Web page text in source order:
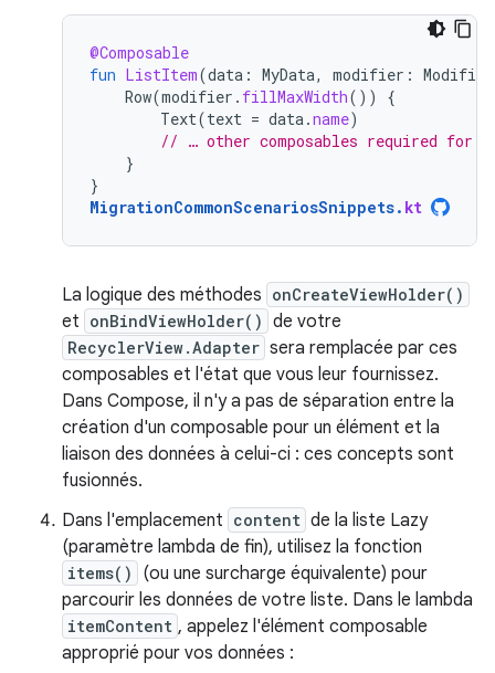
@Composable
fun ListItem(data : MyData, modifier : Modifier
Row(modifier . fillMaxWidth())
{
Text(text = data.name)
// … other composables required for
}
}
MigrationCommonScenariosSnippets. kt
La logique des méthodes onCreateViewHolder()
et onBindViewHolder() de votre
RecyclerView.Adapter sera remplacée par ces
composables et l'état que vous leur fournissez.
Dans Compose, il n'y a pas de séparation entre la
création d'un composable pour un élément et la
liaison des données à celui-ci : ces concepts sont
fusionnés.
Dans l'emplacement content de la liste Lazy
(paramètre lambda de fin), utilisez la fonction
items()
(ou une surcharge équivalente) pour
parcourir les données de votre liste. Dans le lambda
itemContent , appelez l'élément composable
approprié pour vos données :